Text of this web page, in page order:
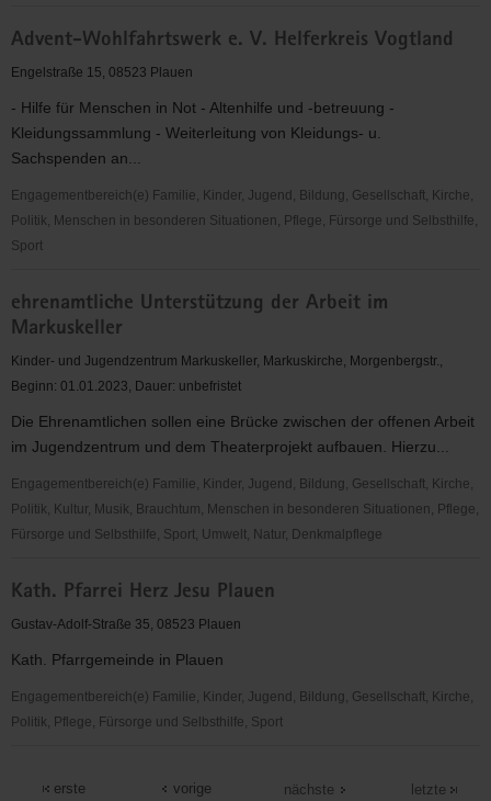
NEMO
Plauen
Advent-Wohlfahrtswerk e. V. Helferkreis Vogtland
Engelstraße 15, 08523 Plauen
- Hilfe für Menschen in Not - Altenhilfe und -betreuung -
Kleidungssammlung - Weiterleitung von Kleidungs- u.
Sachspenden an...
Engagementbereich(e) Familie, Kinder, Jugend, Bildung, Gesellschaft, Kirche,
Politik, Menschen in besonderen Situationen, Pflege, Fürsorge und Selbsthilfe,
Sport
Wohlfahrtswerk
e.
V.
Helferkreis
ehrenamtliche Unterstützung der Arbeit im
Markuskeller
Kinder- und Jugendzentrum Markuskeller, Markuskirche, Morgenbergstr.,
Beginn: 01.01.2023, Dauer: unbefristet
Die Ehrenamtlichen sollen eine Brücke zwischen der offenen Arbeit
im Jugendzentrum und dem Theaterprojekt aufbauen. Hierzu...
Engagementbereich(e) Familie, Kinder, Jugend, Bildung, Gesellschaft, Kirche,
Politik, Kultur, Musik, Brauchtum, Menschen in besonderen Situationen, Pflege,
Fürsorge und Selbsthilfe, Sport, Umwelt, Natur, Denkmalpflege
Unterstützung
der
im
Markuskeller
Kath. Pfarrei Herz Jesu Plauen
Gustav-Adolf-Straße 35, 08523 Plauen
Kath. Pfarrgemeinde in Plauen
Engagementbereich(e) Familie, Kinder, Jugend, Bildung, Gesellschaft, Kirche,
Politik, Pflege, Fürsorge und Selbsthilfe, Sport
erste
vorige
nächste letzte